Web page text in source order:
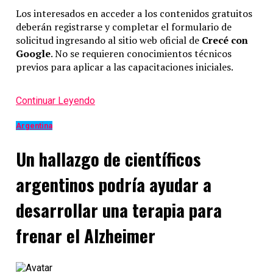
Los interesados en acceder a los contenidos gratuitos
deberán registrarse y completar el formulario de
solicitud ingresando al sitio web oficial de Crecé con
Google. No se requieren conocimientos técnicos
previos para aplicar a las capacitaciones iniciales.
Continuar Leyendo
Argentina
Un hallazgo de científicos
argentinos podría ayudar a
desarrollar una terapia para
frenar el Alzheimer